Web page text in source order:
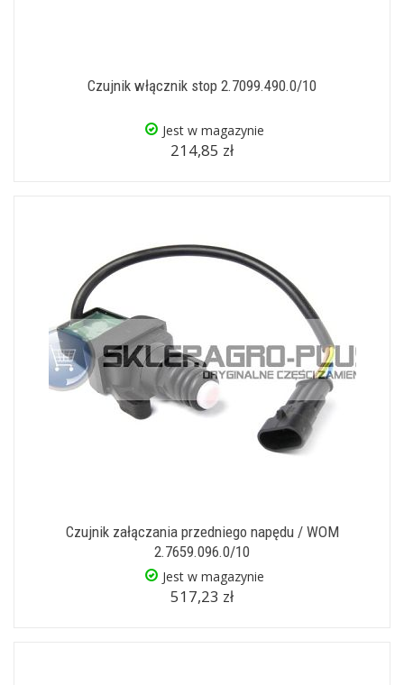
Czujnik włącznik stop 2.7099.490.0/10
Jest w magazynie
214,85 zł
Czujnik załączania przedniego napędu / WOM
2.7659.096.0/10
Jest w magazynie
517,23 zł